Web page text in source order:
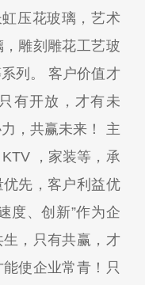
压花玻璃，艺术
雕刻雕花工艺玻
列。 客户价值才
有开放，才有未
，共赢未来！ 主
，家装等，承
先，客户利益优
度、创新”作为企
，只有共赢，才
使企业常青！只